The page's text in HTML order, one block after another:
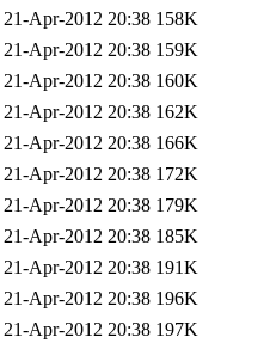
21-Apr-2012 20:38 158K
21-Apr-2012 20:38 159K
21-Apr-2012 20:38 160K
21-Apr-2012 20:38 162K
21-Apr-2012 20:38 166K
21-Apr-2012 20:38 172K
21-Apr-2012 20:38 179K
21-Apr-2012 20:38 185K
21-Apr-2012 20:38 191K
21-Apr-2012 20:38 196K
21-Apr-2012 20:38 197K